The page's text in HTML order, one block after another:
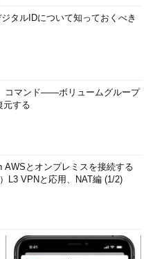
タルIDについて知っておくべき
コマンド――ボリュームグループ
元する
AWSとオンプレミスを接続する
L3 VPNと応用、NAT編 (1/2)